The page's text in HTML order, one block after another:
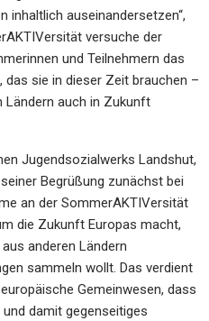
inhaltlich auseinandersetzen“,
versuche der
und Teilnehmern das
das sie in dieser Zeit brauchen –
Ländern auch in Zukunft
Jugendsozialwerks Landshut,
Begrüßung zunächst bei
an der SommerAKTIVersität
die Zukunft Europas macht,
anderen Ländern
sammeln wollt. Das verdient
Gemeinwesen, dass
damit gegenseitiges